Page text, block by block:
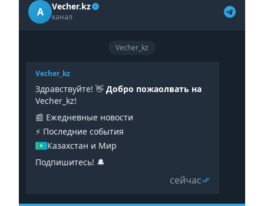
A Vecher.kz
канал
Vecher_kz
Vecher_kz
Здравствуйте! 👋 Добро пожаолвать на
Vecher_kz!
📰 Ежедневные новости
⚡️ Последние события
Казахстан и Мир
Подпишитесь! 🔔
сейчас